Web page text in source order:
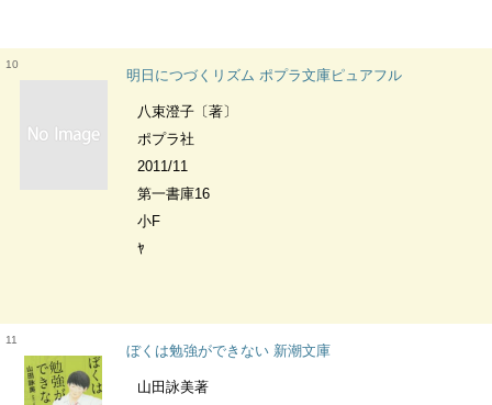
10
明日につづくリズム ポプラ文庫ピュアフル
八束澄子〔著〕
ポプラ社
2011/11
第一書庫16
小F
ﾔ
11
ぼくは勉強ができない 新潮文庫
山田詠美著